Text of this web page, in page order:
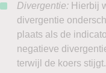
Divergentie: Hierbij
divergentie
plaats als de
negatieve
terwijl de koers stijgt.